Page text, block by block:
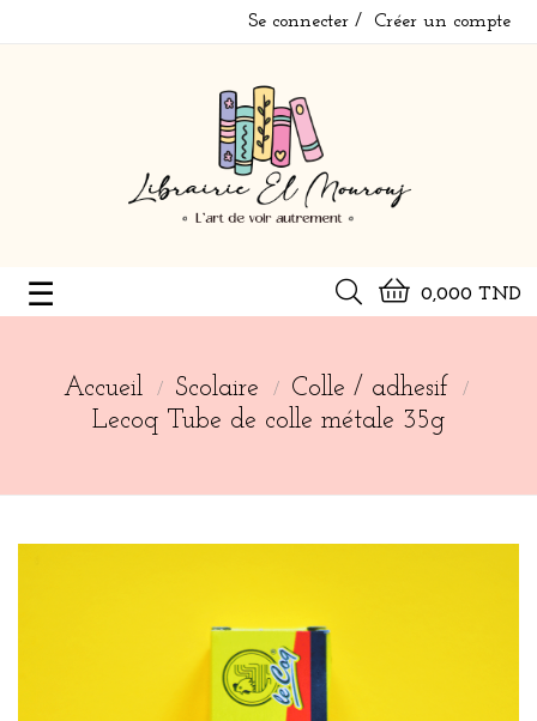
Se connecter Créer un compte
0,000 TND
Basculer
☰
Accueil Scolaire
Colle / adhesif
Lecoq Tube de colle métale 35g